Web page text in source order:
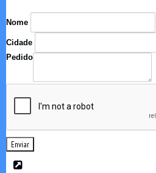
Nome
Cidade
Pedido
Enviar